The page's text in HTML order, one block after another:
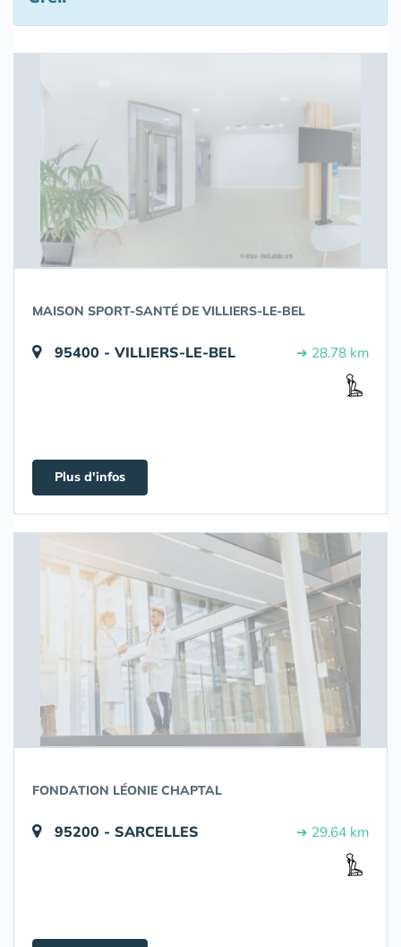
MAISON SPORT-SANTÉ DE VILLIERS-LE-BEL
95400 - VILLIERS-LE-BEL ➔ 28.78 km
Plus d'infos
FONDATION LÉONIE CHAPTAL
95200 - SARCELLES ➔ 29.64 km